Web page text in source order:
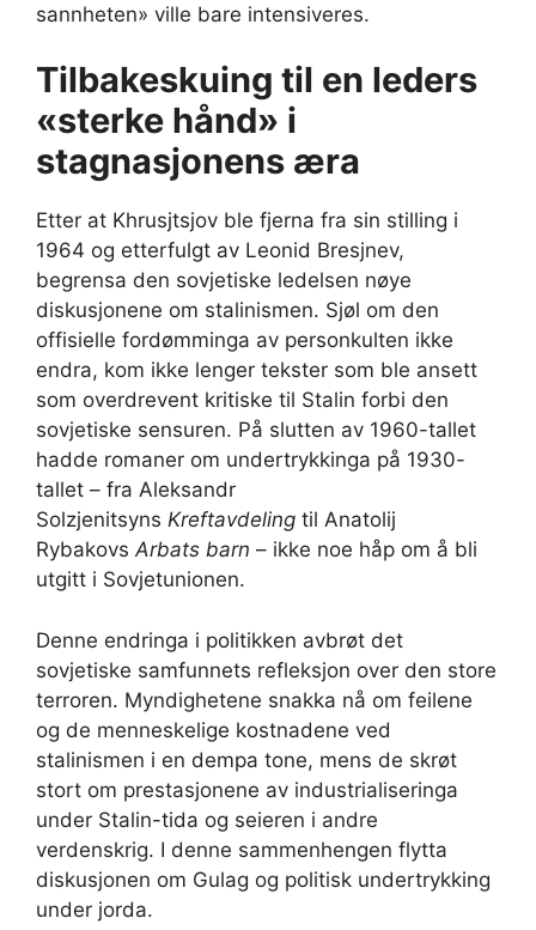
sannheten» ville bare intensiveres.
Tilbakeskuing til en leders
«sterke hånd» i
stagnasjonens æra
Etter at Khrusjtsjov ble fjerna fra sin stilling i
1964 og etterfulgt av Leonid Bresjnev,
begrensa den sovjetiske ledelsen nøye
diskusjonene om stalinismen. Sjøl om den
offisielle fordømminga av personkulten ikke
endra, kom ikke lenger tekster som ble ansett
som overdrevent kritiske til Stalin forbi den
sovjetiske sensuren. På slutten av 1960-tallet
hadde romaner om undertrykkinga på 1930-
tallet – fra Aleksandr
Solzjenitsyns Kreftavdeling til Anatolij
RybakovsArbats barn – ikke noe håp om å bli
utgitt i Sovjetunionen.
Denne endringa i politikken avbrøt det
sovjetiske samfunnets refleksjon over den store
terroren. Myndighetene snakka nå om feilene
og de menneskelige kostnadene ved
stalinismen i en dempa tone, mens de skrøt
stort om prestasjonene av industrialiseringa
under Stalin-tida og seieren i andre
verdenskrig. I denne sammenhengen flytta
diskusjonen om Gulag og politisk undertrykking
under jorda.